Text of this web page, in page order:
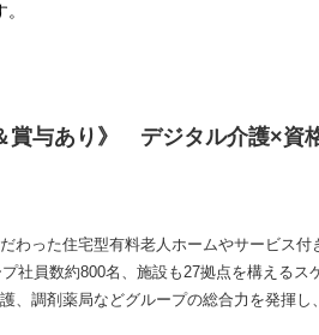
賞与あり》 デジタル介護×
ョンについて●●●
わった住宅型有料老人ホームやサービス
社員数約800名、施設も27拠点を構える
、調剤薬局などグループの総合力を発揮